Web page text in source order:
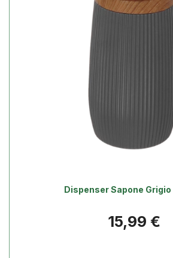
Dispenser Sapone Grigio
Prezzo
15,99 €